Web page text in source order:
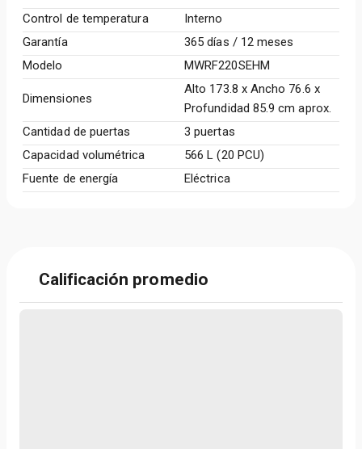
Control de temperatura
Interno
Garantía
365 días / 12 meses
Modelo
MWRF220SEHM
Dimensiones
Alto 173.8 x Ancho 76.6 x
Profundidad 85.9 cm aprox.
Cantidad de puertas
3 puertas
Capacidad volumétrica
566 L (20 PCU)
Fuente de energía
Eléctrica
Calificación promedio